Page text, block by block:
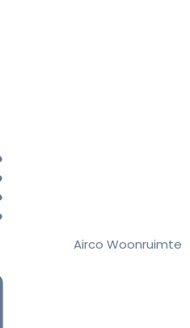
Airco Woonruimte